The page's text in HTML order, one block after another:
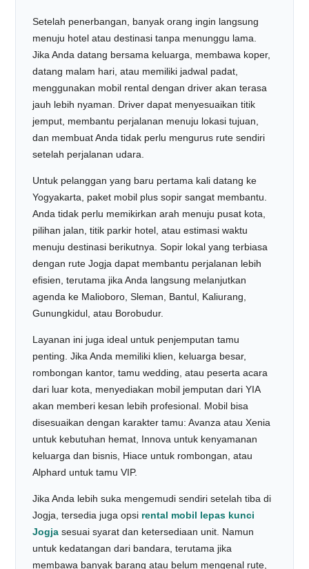
Setelah penerbangan, banyak orang ingin langsung
menuju hotel atau destinasi tanpa menunggu lama.
Jika Anda datang bersama keluarga, membawa koper,
datang malam hari, atau memiliki jadwal padat,
menggunakan mobil rental dengan driver akan terasa
jauh lebih nyaman. Driver dapat menyesuaikan titik
jemput, membantu perjalanan menuju lokasi tujuan,
dan membuat Anda tidak perlu mengurus rute sendiri
setelah perjalanan udara.
Untuk pelanggan yang baru pertama kali datang ke
Yogyakarta, paket mobil plus sopir sangat membantu.
Anda tidak perlu memikirkan arah menuju pusat kota,
pilihan jalan, titik parkir hotel, atau estimasi waktu
menuju destinasi berikutnya. Sopir lokal yang terbiasa
dengan rute Jogja dapat membantu perjalanan lebih
efisien, terutama jika Anda langsung melanjutkan
agenda ke Malioboro, Sleman, Bantul, Kaliurang,
Gunungkidul, atau Borobudur.
Layanan ini juga ideal untuk penjemputan tamu
penting. Jika Anda memiliki klien, keluarga besar,
rombongan kantor, tamu wedding, atau peserta acara
dari luar kota, menyediakan mobil jemputan dari YIA
akan memberi kesan lebih profesional. Mobil bisa
disesuaikan dengan karakter tamu: Avanza atau Xenia
untuk kebutuhan hemat, Innova untuk kenyamanan
keluarga dan bisnis, Hiace untuk rombongan, atau
Alphard untuk tamu VIP.
Jika Anda lebih suka mengemudi sendiri setelah tiba di
Jogja, tersedia juga opsi rental mobil lepas kunci
Jogja sesuai syarat dan ketersediaan unit. Namun
untuk kedatangan dari bandara, terutama jika
membawa banyak barang atau belum mengenal rute,